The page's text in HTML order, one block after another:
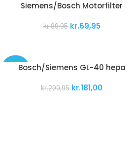
Siemens/Bosch Motorfilter
kr.89,95 kr.69,95
-40%Bosch/Siemens GL-40 hepa
kr.299,95 kr.181,00